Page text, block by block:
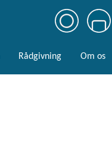
Rådgivning Om os